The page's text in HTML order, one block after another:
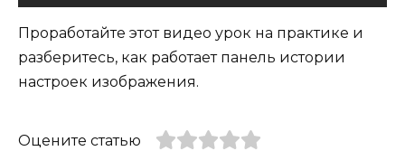
Проработайте этот видео урок на практике и
разберитесь, как работает панель истории
настроек изображения.
Оцените статью